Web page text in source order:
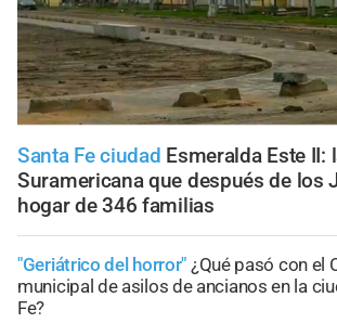
Santa Fe ciudad Esmeralda Este II:
Suramericana que después de los
hogar de 346 familias
"Geriátrico del horror" ¿Qué pasó con el
municipal de asilos de ancianos en la
Fe?